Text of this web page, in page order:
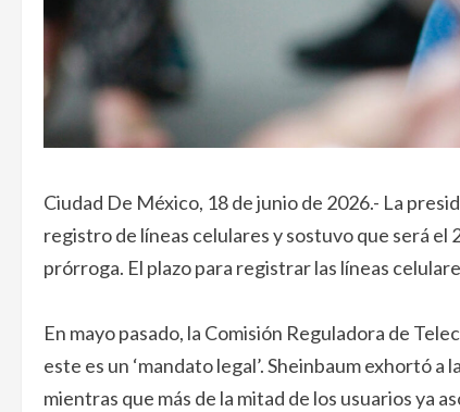
Ciudad De México, 18 de junio de 2026.- La
registro de líneas celulares y sostuvo que será
prórroga. El plazo para registrar las líneas
En mayo pasado, la Comisión Reguladora de
este es un ‘mandato legal’. Sheinbaum exhortó
mientras que más de la mitad de los usuarios ya